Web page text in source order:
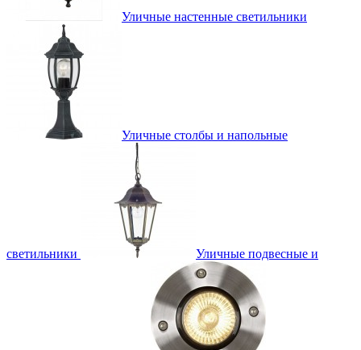
Уличные настенные светильники
Уличные столбы и напольные
светильники Уличные подвесные и